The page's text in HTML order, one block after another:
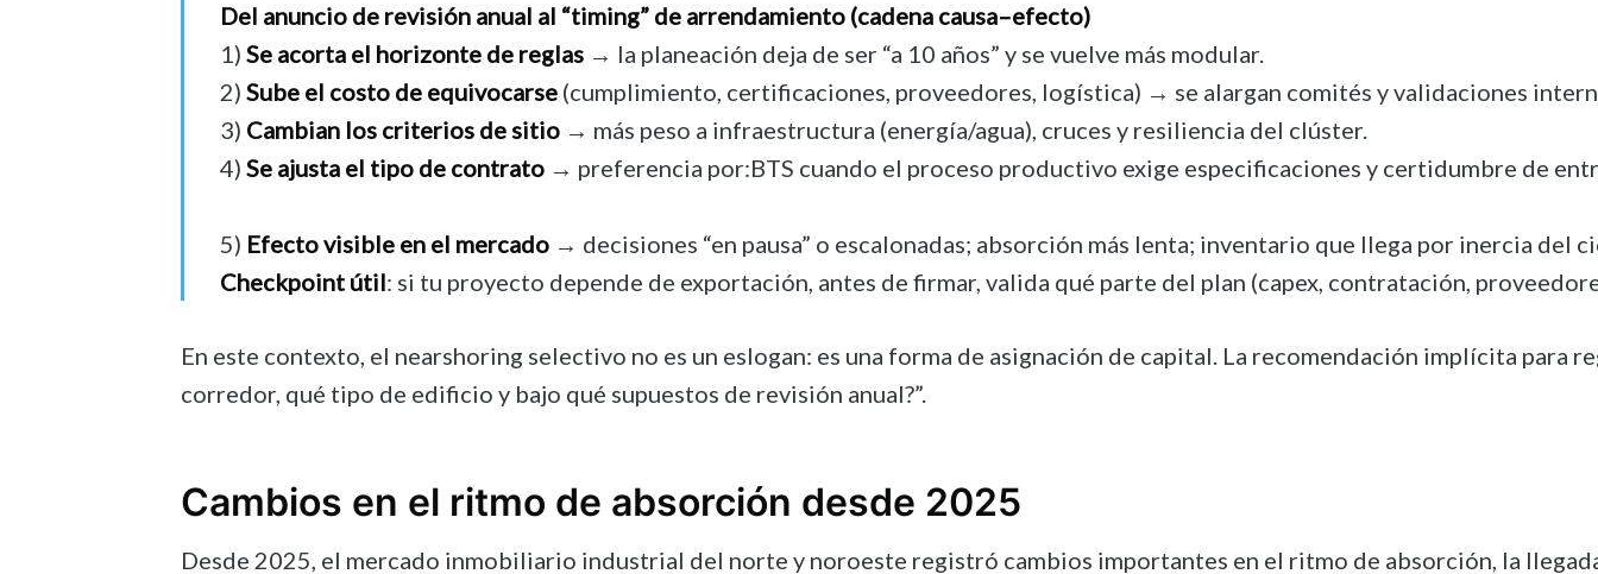
Del anuncio de revisión anual al “timing” de arrendamiento (cadena causa–efecto)
1) Se acorta el horizonte de reglas → la planeación deja de ser “a 10 años” y se vuelve más modular.
2) Sube el costo de equivocarse (cumplimiento, certificaciones, proveedores, logística) → se alargan comités y validaciones
3) Cambian los criterios de sitio → más peso a infraestructura (energía/agua), cruces y resiliencia del clúster.
4) Se ajusta el tipo de contrato → preferencia por:BTS cuando el proceso productivo exige especificaciones y certidumbre de
5) Efecto visible en el mercado → decisiones “en pausa” o escalonadas; absorción más lenta; inventario que llega por inercia del
Checkpoint útil: si tu proyecto depende de exportación, antes de firmar, valida qué parte del plan (capex, contratación,
En este contexto, el nearshoring selectivo no es un eslogan: es una forma de asignación de capital. La recomendación implícita para
corredor, qué tipo de edificio y bajo qué supuestos de revisión anual?”.
Cambios en el ritmo de absorción desde 2025
Desde 2025, el mercado inmobiliario industrial del norte y noroeste registró cambios importantes en el ritmo de absorción, la